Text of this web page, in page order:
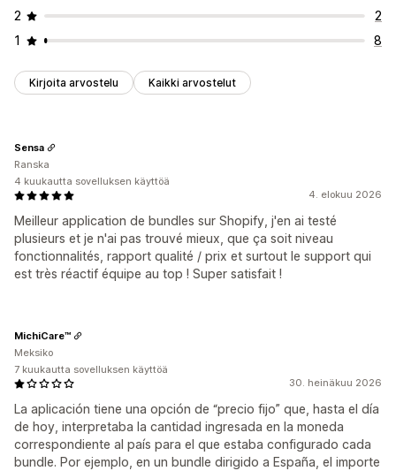
2
2
1
8
Kirjoita arvostelu Kaikki arvostelut
4. elokuu 2026
Meilleur application de bundles sur Shopify, j'en ai testé
plusieurs et je n'ai pas trouvé mieux, que ça soit niveau
fonctionnalités, rapport qualité / prix et surtout le support qui
est très réactif équipe au top ! Super satisfait !
Sensa
Ranska
4 kuukautta sovelluksen käyttöä
30. heinäkuu 2026
La aplicación tiene una opción de “precio fijo” que, hasta el día
de hoy, interpretaba la cantidad ingresada en la moneda
correspondiente al país para el que estaba configurado cada
bundle. Por ejemplo, en un bundle dirigido a España, el importe
MichiCare™
Meksiko
7 kuukautta sovelluksen käyttöä